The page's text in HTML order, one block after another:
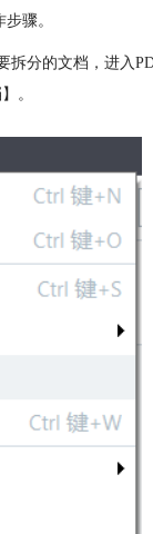
骤。
拆分的文档，进入
。